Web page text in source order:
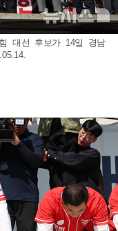
대선 후보가 14일 경남